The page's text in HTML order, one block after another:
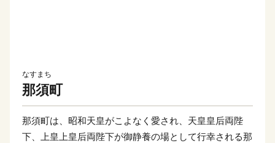
なすまち
那須町
那須町は、昭和天皇がこよなく愛され、天皇皇后両陛
下、上皇上皇后両陛下が御静養の場として行幸される那